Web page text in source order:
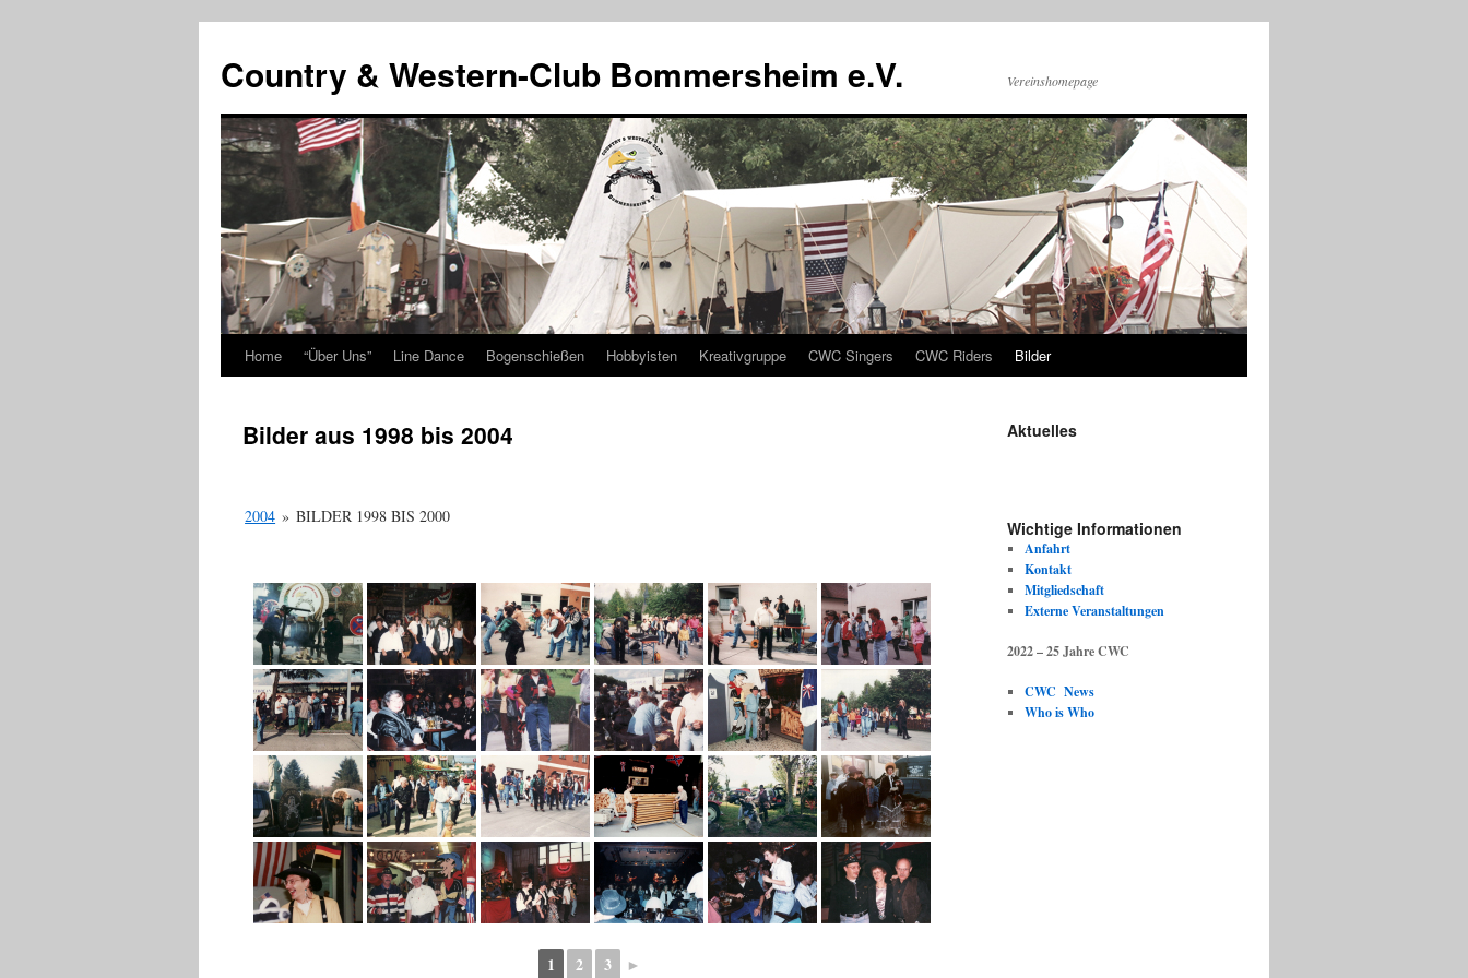
Country & Western-Club Bommersheim e.V. Vereinshomepage
Skip
content
Home “Über Uns” Line Dance Bogenschießen Hobbyisten Kreativgruppe CWC Singers CWC Riders Bilder
Bilder aus 1998 bis 2004
2004 » BILDER 1998 BIS 2000
1 2 3 ►
Aktuelles
Wichtige Informationen
Anfahrt
Kontakt
Mitgliedschaft
Externe Veranstaltungen
2022 – 25 Jahre CWC
CWC News
Who is Who